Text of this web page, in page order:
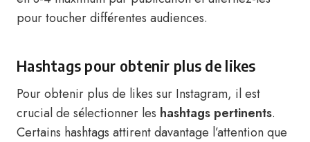
pour toucher différentes audiences.
Hashtags pour obtenir plus de likes
Pour obtenir plus de likes sur Instagram, il est
crucial de sélectionner les hashtags pertinents.
Certains hashtags attirent davantage l’attention que